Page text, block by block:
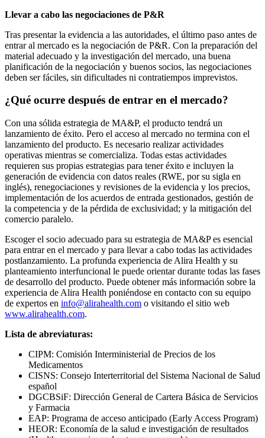
Llevar a cabo las negociaciones de P&R
Tras presentar la evidencia a las autoridades, el último paso antes de
entrar al mercado es la negociación de P&R. Con la preparación del
material adecuado y la investigación del mercado, una buena
planificación de la negociación y buenos socios, las negociaciones
deben ser fáciles, sin dificultades ni contratiempos imprevistos.
¿Qué ocurre después de entrar en el mercado?
Con una sólida estrategia de MA&P, el producto tendrá un
lanzamiento de éxito. Pero el acceso al mercado no termina con el
lanzamiento del producto. Es necesario realizar actividades
operativas mientras se comercializa. Todas estas actividades
requieren sus propias estrategias para tener éxito e incluyen la
generación de evidencia con datos reales (RWE, por su sigla en
inglés), renegociaciones y revisiones de la evidencia y los precios,
implementación de los acuerdos de entrada gestionados, gestión de
la competencia y de la pérdida de exclusividad; y la mitigación del
comercio paralelo.
Escoger el socio adecuado para su estrategia de MA&P es esencial
para entrar en el mercado y para llevar a cabo todas las actividades
postlanzamiento. La profunda experiencia de Alira Health y su
planteamiento interfuncional le puede orientar durante todas las fases
de desarrollo del producto. Puede obtener más información sobre la
experiencia de Alira Health poniéndose en contacto con su equipo
de expertos en info@alirahealth.com o visitando el sitio web
www.alirahealth.com.
Lista de abreviaturas:
CIPM: Comisión Interministerial de Precios de los
Medicamentos
CISNS: Consejo Interterritorial del Sistema Nacional de Salud
español
DGCBSiF: Dirección General de Cartera Básica de Servicios
y Farmacia
EAP: Programa de acceso anticipado (Early Access Program)
HEOR: Economía de la salud e investigación de resultados